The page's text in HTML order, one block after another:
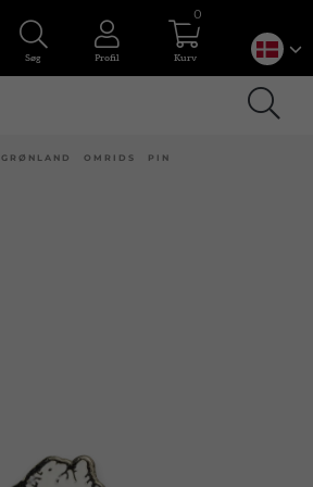
Søg Profil Kurv
0
GRØNLAND OMRIDS PIN